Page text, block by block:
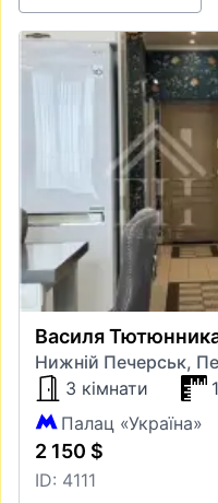
Василя
Нижній Печерськ,
3 кімнати
Палац «Україна»
2 150 $
ID: 4111